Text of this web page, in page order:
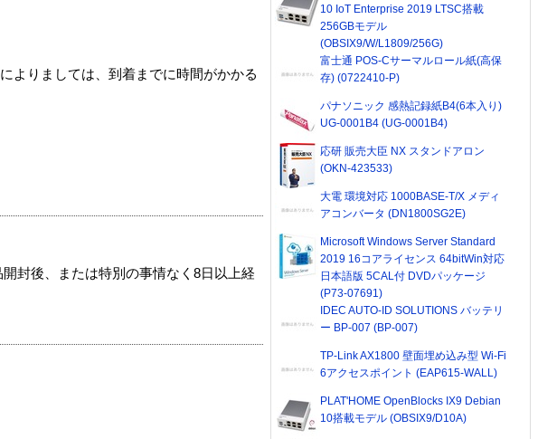
よりましては、到着までに時間がかかる
封後、または特別の事情なく8日以上経
10 IoT Enterprise 2019 LTSC搭載
256GBモデル
(OBSIX9/W/L1809/256G)
富士通 POS-Cサーマルロール紙(高保
存) (0722410-P)
パナソニック 感熱記録紙B4(6本入り)
UG-0001B4 (UG-0001B4)
応研 販売大臣 NX スタンドアロン
(OKN-423533)
大電 環境対応 1000BASE-T/X メディ
アコンバータ (DN1800SG2E)
Microsoft Windows Server Standard
2019 16コアライセンス 64bitWin対応
日本語版 5CAL付 DVDパッケージ
(P73-07691)
IDEC AUTO-ID SOLUTIONS バッテリ
ー BP-007 (BP-007)
TP-Link AX1800 壁面埋め込み型 Wi-Fi
6アクセスポイント (EAP615-WALL)
PLAT'HOME OpenBlocks IX9 Debian
10搭載モデル (OBSIX9/D10A)